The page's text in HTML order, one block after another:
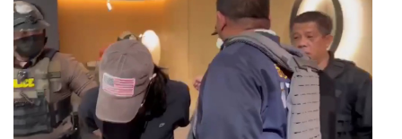
ชาติกล้า สำเนียงแจ่ม
ช่างภาพข่าว ประจำสำนักข่าว THE
STANDARD